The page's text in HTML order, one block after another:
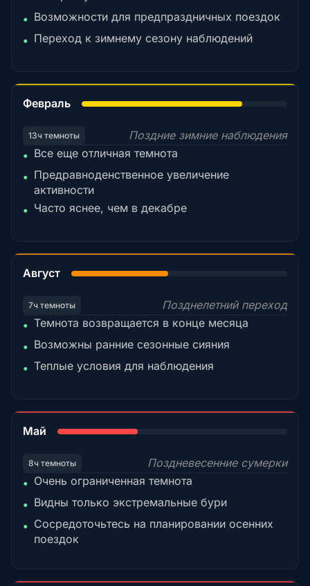
• Возможности для предпраздничных поездок
• Переход к зимнему сезону наблюдений
Февраль
13ч темноты
Поздние зимние наблюдения
• Все еще отличная темнота
• Предравноденственное увеличение
активности
• Часто яснее, чем в декабре
Август
7ч темноты
Позднелетний переход
• Темнота возвращается в конце месяца
• Возможны ранние сезонные сияния
• Теплые условия для наблюдения
Май
8ч темноты
Поздневесенние сумерки
• Очень ограниченная темнота
• Видны только экстремальные бури
• Сосредоточьтесь на планировании осенних
поездок